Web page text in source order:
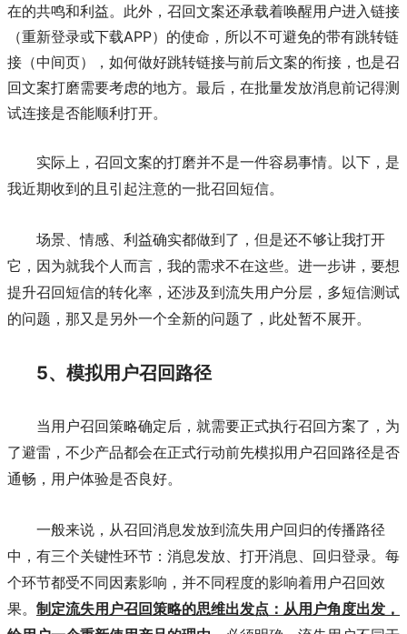
在的共鸣和利益。此外，召回文案还承载着唤醒用户进入链接
（重新登录或下载APP）的使命，所以不可避免的带有跳转链
接（中间页），如何做好跳转链接与前后文案的衔接，也是召
回文案打磨需要考虑的地方。最后，在批量发放消息前记得测
试连接是否能顺利打开。
实际上，召回文案的打磨并不是一件容易事情。以下，是
我近期收到的且引起注意的一批召回短信。
场景、情感、利益确实都做到了，但是还不够让我打开
它，因为就我个人而言，我的需求不在这些。进一步讲，要想
提升召回短信的转化率，还涉及到流失用户分层，多短信测试
的问题，那又是另外一个全新的问题了，此处暂不展开。
5、模拟用户召回路径
当用户召回策略确定后，就需要正式执行召回方案了，为
了避雷，不少产品都会在正式行动前先模拟用户召回路径是否
通畅，用户体验是否良好。
一般来说，从召回消息发放到流失用户回归的传播路径
中，有三个关键性环节：消息发放、打开消息、回归登录。每
个环节都受不同因素影响，并不同程度的影响着用户召回效
果。 制定流失用户召回策略的思维出发点：从用户角度出发，